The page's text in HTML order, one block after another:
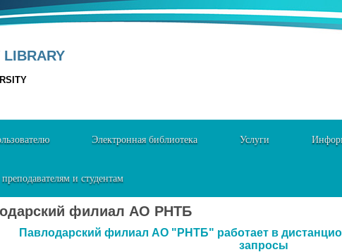
LIBRARY
Электронная библиотека Услуги
и студентам
филиал АО РНТБ
Павлодарский филиал АО "РНТБ" работает в
запросы